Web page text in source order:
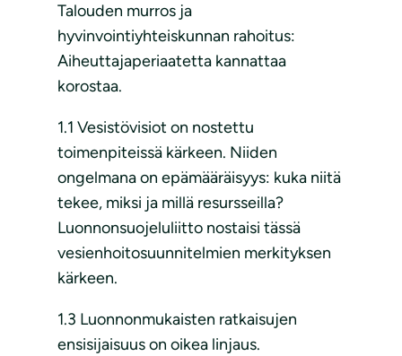
Talouden murros ja
hyvinvointiyhteiskunnan rahoitus:
Aiheuttajaperiaatetta kannattaa
korostaa.
1.1 Vesistövisiot on nostettu
toimenpiteissä kärkeen. Niiden
ongelmana on epämääräisyys: kuka niitä
tekee, miksi ja millä resursseilla?
Luonnonsuojeluliitto nostaisi tässä
vesienhoitosuunnitelmien merkityksen
kärkeen.
1.3 Luonnonmukaisten ratkaisujen
ensisijaisuus on oikea linjaus.